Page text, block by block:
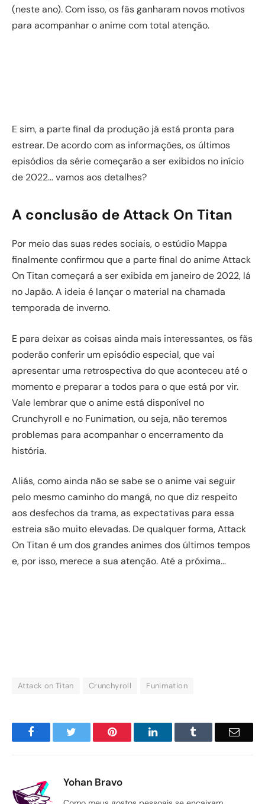
(neste ano). Com isso, os fãs ganharam novos motivos
para acompanhar o anime com total atenção.
E sim, a parte final da produção já está pronta para
estrear. De acordo com as informações, os últimos
episódios da série começarão a ser exibidos no início
de 2022… vamos aos detalhes?
A conclusão de Attack On Titan
Por meio das suas redes sociais, o estúdio Mappa
finalmente confirmou que a parte final do anime Attack
On Titan começará a ser exibida em janeiro de 2022, lá
no Japão. A ideia é lançar o material na chamada
temporada de inverno.
E para deixar as coisas ainda mais interessantes, os fãs
poderão conferir um episódio especial, que vai
apresentar uma retrospectiva do que aconteceu até o
momento e preparar a todos para o que está por vir.
Vale lembrar que o anime está disponível no
Crunchyroll e no Funimation, ou seja, não teremos
problemas para acompanhar o encerramento da
história.
Aliás, como ainda não se sabe se o anime vai seguir
pelo mesmo caminho do mangá, no que diz respeito
aos desfechos da trama, as expectativas para essa
estreia são muito elevadas. De qualquer forma, Attack
On Titan é um dos grandes animes dos últimos tempos
e, por isso, merece a sua atenção. Até a próxima…
Attack on Titan Crunchyroll Funimation
Facebook Pinterest LinkedIn Email
Yohan Bravo